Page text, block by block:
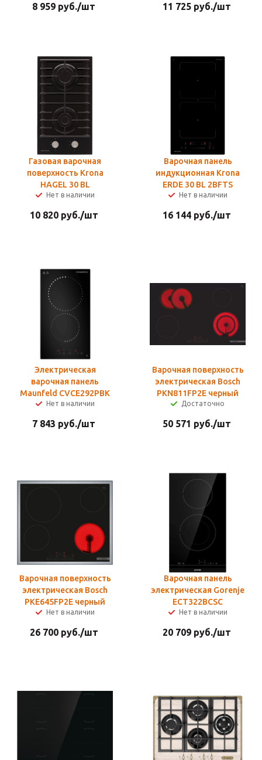
8 959 руб./шт 11 725руб./шт
Газовая варочная
поверхность Krona
HAGEL 30 BL
Нет в наличии
10 820руб./шт
Варочная панель
индукционная Krona
ERDE 30 BL 2BFTS
Нет в наличии
16 144руб./шт
Электрическая
варочная панель
Maunfeld CVCE292PBK
Нет в наличии
7 843 руб./шт
Варочная поверхность
электрическая Bosch
PKN811FP2E черный
Достаточно
50 571 руб./шт
Варочная поверхность
электрическая Bosch
PKE645FP2E черный
Нет в наличии
26 700руб./шт
Варочная панель
электрическая Gorenje
ECT322BCSC
Нет в наличии
20 709руб./шт